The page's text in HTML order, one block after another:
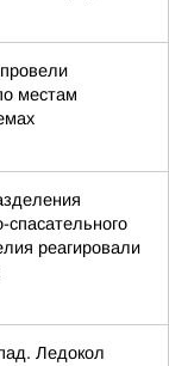
местам
спасательного
реагировали
Ледокол